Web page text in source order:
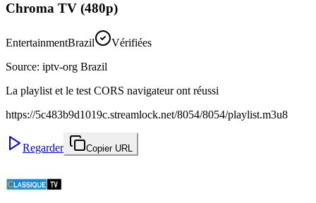
Chroma TV (480p)
EntertainmentBrazil
Vérifiées
Source: iptv-org Brazil
La playlist et le test CORS navigateur ont réussi
https://5c483b9d1019c.streamlock.net/8054/8054/playlist.m3u8
Regarder Copier URL